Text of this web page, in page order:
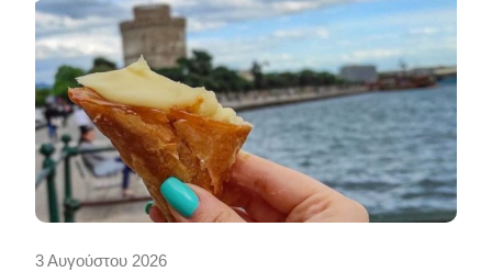
3 Αυγούστου 2026